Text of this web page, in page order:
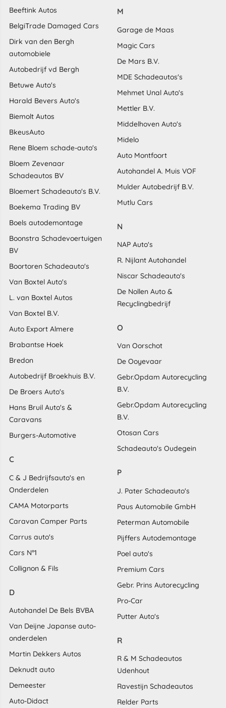
Beeftink Autos
BelgiTrade Damaged Cars
Dirk van den Bergh
automobiele
Autobedrijf vd Bergh
Betuwe Auto's
Harald Bevers Auto's
Biemolt Autos
BkeusAuto
Rene Bloem schade-auto's
Bloem Zevenaar
Schadeautos BV
Bloemert Schadeauto's B.V.
Boekema Trading BV
Boels autodemontage
Boonstra Schadevoertuigen
BV
Boortoren Schadeauto's
Van Boxtel Auto's
L. van Boxtel Autos
Van Boxtel B.V.
Auto Export Almere
Brabantse Hoek
Bredon
Autobedrijf Broekhuis B.V.
De Broers Auto's
Hans Bruil Auto's &
Caravans
Burgers-Automotive
C
C & J Bedrijfsauto's en
Onderdelen
CAMA Motorparts
Caravan Camper Parts
Carrus auto's
Cars N°1
Collignon & Fils
D
Autohandel De Bels BVBA
Van Deijne Japanse auto-
onderdelen
Martin Dekkers Autos
Deknudt auto
Demeester
Auto-Didact
M
Garage de Maas
Magic Cars
De Mars B.V.
MDE Schadeautos's
Mehmet Unal Auto's
Mettler B.V.
Middelhoven Auto's
Midelo
Auto Montfoort
Autohandel A. Muis VOF
Mulder Autobedrijf B.V.
Mutlu Cars
N
NAP Auto's
R. Nijlant Autohandel
Niscar Schadeauto's
De Nollen Auto &
Recyclingbedrijf
O
Van Oorschot
De Ooyevaar
Gebr.Opdam Autorecycling
B.V.
Gebr.Opdam Autorecycling
B.V.
Otosan Cars
Schadeauto's Oudegein
P
J. Pater Schadeauto's
Paus Automobile GmbH
Peterman Automobile
Pijffers Autodemontage
Poel auto's
Premium Cars
Gebr. Prins Autorecycling
Pro-Car
Putter Auto's
R
R & M Schadeautos
Udenhout
Ravestijn Schadeautos
Relder Parts